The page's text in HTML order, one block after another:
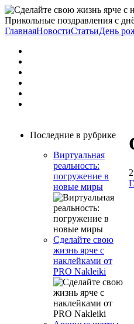
Прикольные поздравления с
ГлавнаяНовостиСтатьиДень
Последние в рубрике
Виртуальная
реальность:
погружение в
новые миры
Сделайте свою
жизнь ярче с
наклейками от
PRO Nakleiki